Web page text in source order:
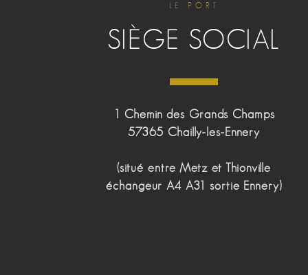
LE PORT
SIÈGE SOCIAL
1 Chemin des Grands Champs
57365 Chailly-les-Ennery
(situé entre Metz et Thionville
échangeur A4 A31 sortie Ennery)